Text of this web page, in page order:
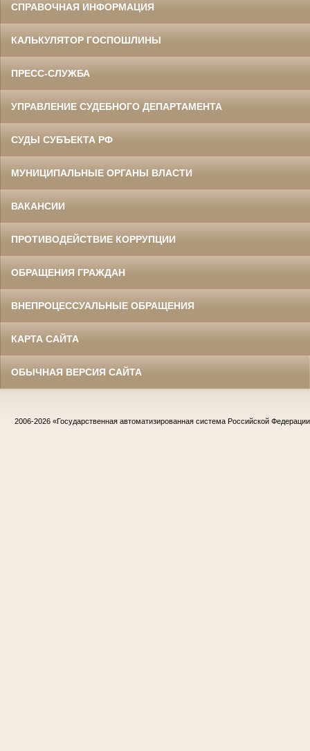
СПРАВОЧНАЯ ИНФОРМАЦИЯ
КАЛЬКУЛЯТОР ГОСПОШЛИНЫ
ПРЕСС-СЛУЖБА
УПРАВЛЕНИЕ СУДЕБНОГО ДЕПАРТАМЕНТА
СУДЫ СУБЪЕКТА РФ
МУНИЦИПАЛЬНЫЕ ОРГАНЫ ВЛАСТИ
ВАКАНСИИ
ПРОТИВОДЕЙСТВИЕ КОРРУПЦИИ
ОБРАЩЕНИЯ ГРАЖДАН
ВНЕПРОЦЕССУАЛЬНЫЕ ОБРАЩЕНИЯ
КАРТА САЙТА
ОБЫЧНАЯ ВЕРСИЯ САЙТА
2006-2026 «Государственная автоматизированная система Российской